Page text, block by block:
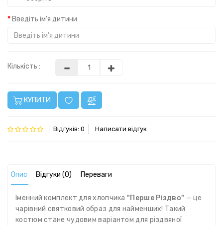
Введіть ім'я дитини
Кількість :
КУПИТИ
Відгуків: 0 Написати відгук
Опис Відгуки (0) Переваги
Іменний комплект для хлопчика"Перше Різдво" — це
чарівний святковий образ для найменших! Такий
костюм стане чудовим варіантом для різдвяної